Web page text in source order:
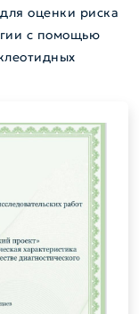
оценки риска
с помощью